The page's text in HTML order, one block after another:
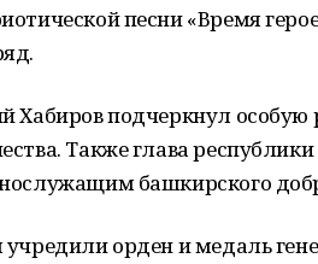
песни «Время
Хабиров подчеркнул
Также глава
башкирского
орден и медаль